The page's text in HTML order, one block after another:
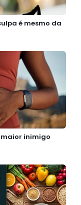
é mesmo da
maior inimigo